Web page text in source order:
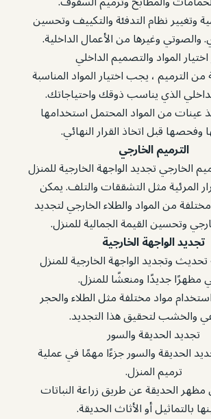
وتغيير نظام التدفئة والتكييف وتحسين
والصوتي وغيرها من الأعمال الداخلية.
اختيار المواد والتصميم الداخلي
الترميم ، يجب اختيار المواد المناسبة
الذي يناسب ذوقك واحتياجاتك.
من المواد المحتمل استخدامها
وفحصها قبل اتخاذ القرار النهائي.
الترميم الخارجي
الخارجي تجديد الواجهة الخارجية للمنزل
المرئية مثل التشققات والتلف. يمكن
من المواد والطلاء الخارجي لتجديد
وتحسين القيمة الجمالية للمنزل.
تجديد الواجهة الخارجية
وتجديد الواجهة الخارجية للمنزل
مظهرًا جديدًا ومنعشًا للمنزل.
مواد مختلفة مثل الطلاء والحجر
والخشب لتحقيق هذا التجديد.
تجديد الحديقة والسور
الحديقة والسور جزءًا مهمًا في عملية
ترميم المنزل.
الحديقة عن طريق زراعة النباتات
بالتماثيل أو الأثاث الحديقة.